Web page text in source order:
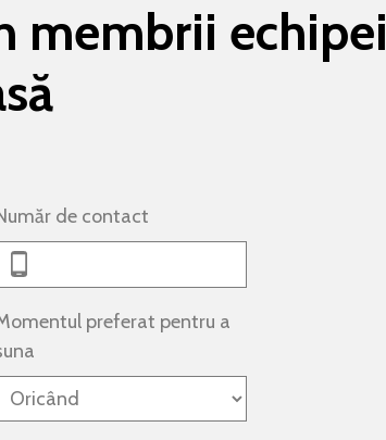
membrii echipei
de contact
preferat pentru a